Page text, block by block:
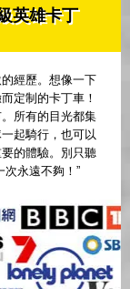
英雄卡丁
經歷。想像一下
定制的卡丁車！
所有的目光都集
起騎行，也可以
的體驗。別只聽
次永遠不夠！”